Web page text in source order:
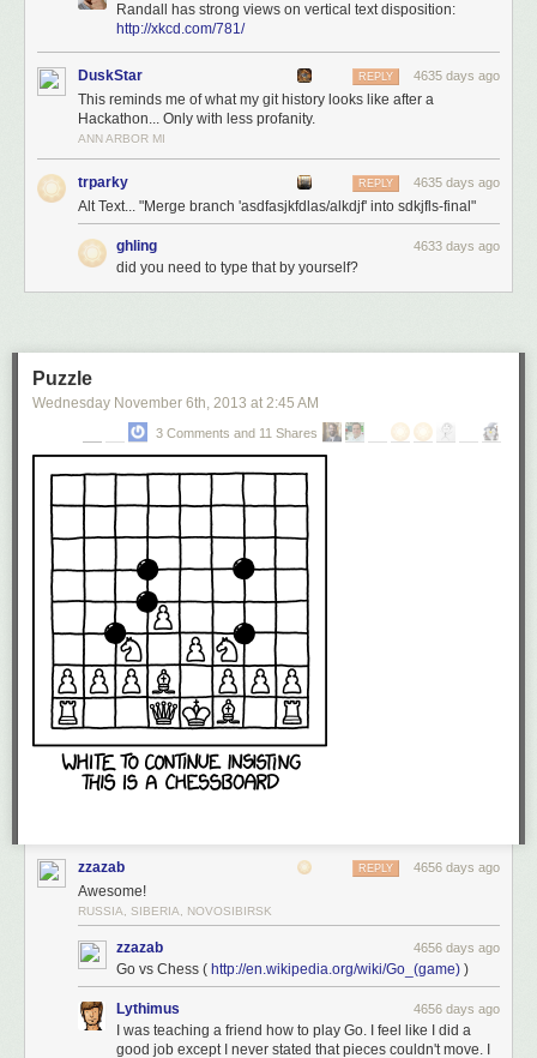
Randall has strong views on vertical text disposition:
http://xkcd.com/781/
DuskStar 4635 days ago
REPLY
This reminds me of what my git history looks like after a
Hackathon... Only with less profanity.
ANN ARBOR MI
trparky 4635 days ago
REPLY
Alt Text... "Merge branch 'asdfasjkfdlas/alkdjf' into sdkjfls-final"
ghling 4633 days ago
did you need to type that by yourself?
Puzzle
Wednesday November 6th, 2013 at 2:45 AM
3 Comments and 11 Shares
zzazab 4656 days ago
REPLY
Awesome!
RUSSIA, SIBERIA, NOVOSIBIRSK
zzazab 4656 days ago
Go vs Chess ( http://en.wikipedia.org/wiki/Go_(game) )
Lythimus 4656 days ago
I was teaching a friend how to play Go. I feel like I did a
good job except I never stated that pieces couldn't move. I